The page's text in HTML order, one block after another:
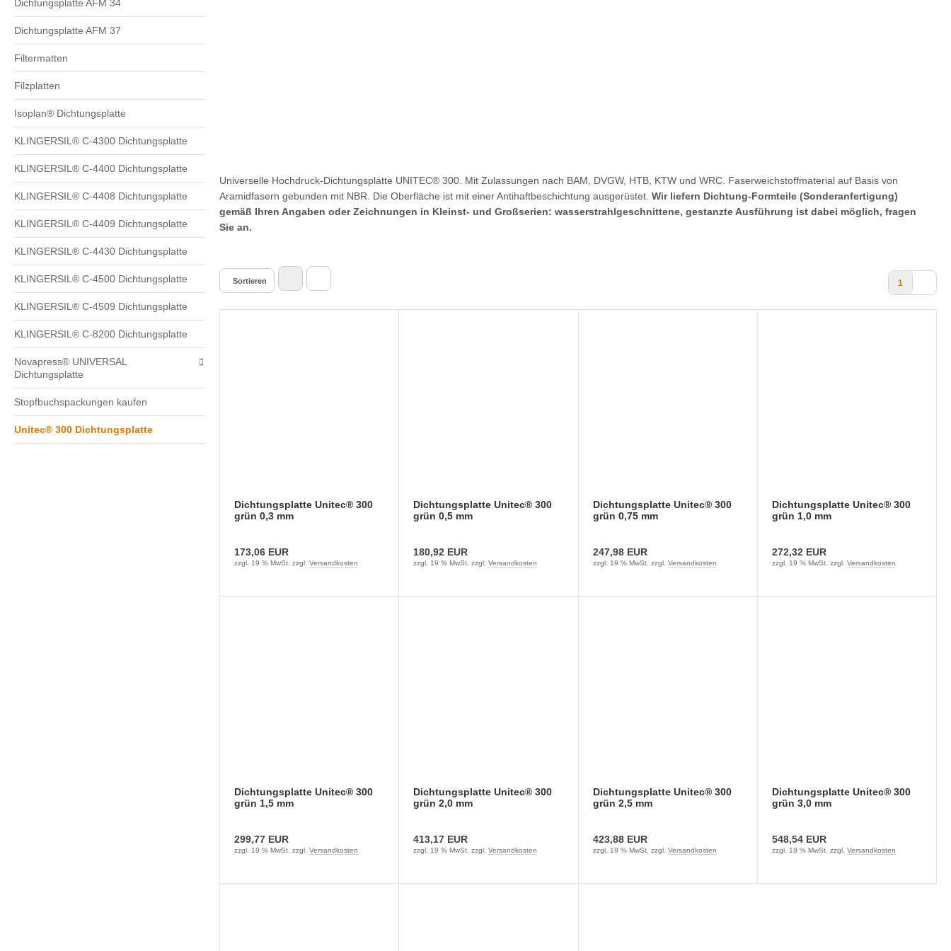
Dichtungsplatte AFM 34
Dichtungsplatte AFM 37
Filtermatten
Filzplatten
Isoplan® Dichtungsplatte
KLINGERSIL® C-4300 Dichtungsplatte
KLINGERSIL® C-4400 Dichtungsplatte
KLINGERSIL® C-4408 Dichtungsplatte
KLINGERSIL® C-4409 Dichtungsplatte
KLINGERSIL® C-4430 Dichtungsplatte
KLINGERSIL® C-4500 Dichtungsplatte
KLINGERSIL® C-4509 Dichtungsplatte
KLINGERSIL® C-8200 Dichtungsplatte
Novapress® UNIVERSAL
Dichtungsplatte
Stopfbuchspackungen kaufen
Unitec® 300 Dichtungsplatte
Universelle Hochdruck-Dichtungsplatte UNITEC® 300. Mit Zulassungen nach BAM, DVGW, HTB, KTW und WRC. Faserweichstoffmaterial auf Basis von
Aramidfasern gebunden mit NBR. Die Oberfläche ist mit einer Antihaftbeschichtung ausgerüstet. Wir liefern Dichtung-Formteile (Sonderanfertigung)
gemäß Ihren Angaben oder Zeichnungen in Kleinst- und Großserien: wasserstrahlgeschnittene, gestanzte Ausführung ist dabei möglich, fragen
Sie an.
Sortieren 1
Dichtungsplatte Unitec® 300
grün 0,3 mm
173,06 EUR
zzgl. 19 % MwSt. zzgl. Versandkosten
Dichtungsplatte Unitec® 300
grün 0,5 mm
180,92 EUR
zzgl. 19 % MwSt. zzgl.Versandkosten
Dichtungsplatte Unitec® 300
grün 0,75 mm
247,98 EUR
zzgl. 19 % MwSt. zzgl. Versandkosten
Dichtungsplatte Unitec® 300
grün 1,0 mm
272,32 EUR
zzgl. 19 % MwSt. zzgl. Versandkosten
Dichtungsplatte Unitec® 300
grün 1,5 mm
299,77 EUR
zzgl. 19 % MwSt. zzgl. Versandkosten
Dichtungsplatte Unitec® 300
grün 2,0 mm
413,17 EUR
zzgl. 19 % MwSt. zzgl.Versandkosten
Dichtungsplatte Unitec® 300
grün 2,5 mm
423,88 EUR
zzgl. 19 % MwSt. zzgl. Versandkosten
Dichtungsplatte Unitec® 300
grün 3,0 mm
548,54 EUR
zzgl. 19 % MwSt. zzgl. Versandkosten